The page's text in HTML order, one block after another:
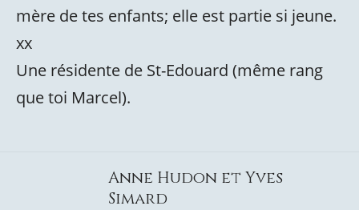
mère de tes enfants; elle est partie si jeune.
xx
Une résidente de St-Edouard (même rang
que toi Marcel).
Anne Hudon et Yves
Simard